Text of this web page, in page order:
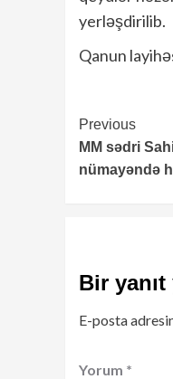
yerləşdirilib.
Qanun
Previous
MM sədri
nümayəndə
Bir yanıt
E-posta
Yorum *